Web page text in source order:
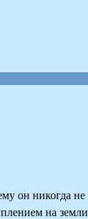
он никогда не
на земли